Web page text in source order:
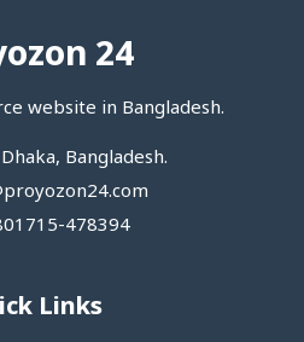
24
website in Bangladesh.
Bangladesh.
478394
Links